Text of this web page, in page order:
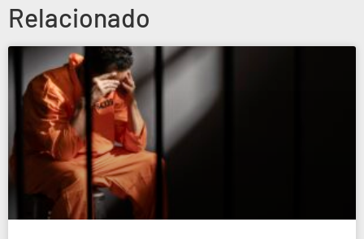
Relacionado